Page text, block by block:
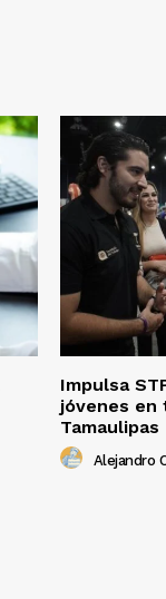
Impulsa
jóvenes en
Tamaulipas
Alejandro